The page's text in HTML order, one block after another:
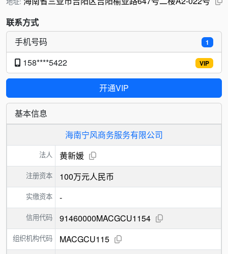
联系方式
1
手机号码
VIP
158****5422
开通VIP
基本信息
海南宁风商务服务有限公司
法人 黄新媛
注册资本 100万元人民币
实缴资本 -
信用代码 91460000MACGCU1154
组织机构代码 MACGCU115